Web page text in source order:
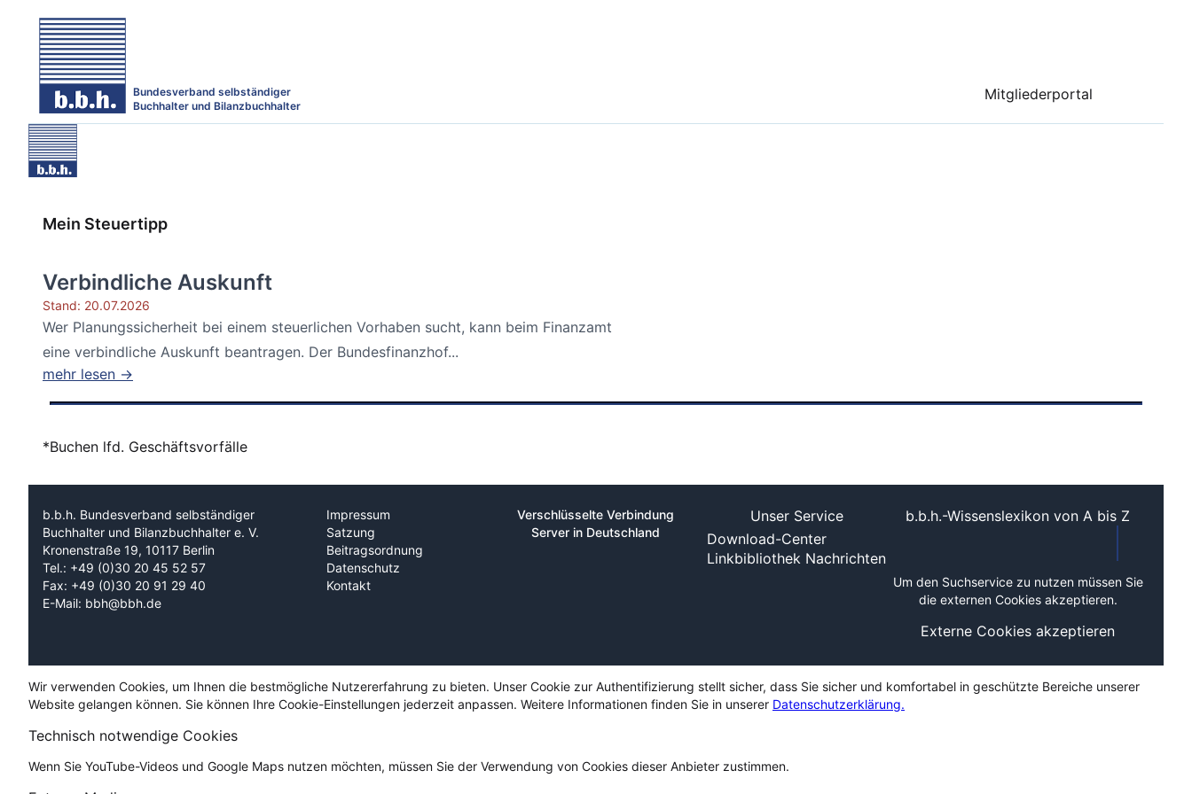
Bundesverband selbständiger
Buchhalter und Bilanzbuchhalter
Mitgliederportal
Mein Steuertipp
Verbindliche Auskunft
Stand: 20.07.2026
Wer Planungssicherheit bei einem steuerlichen Vorhaben sucht, kann beim Finanzamt
eine verbindliche Auskunft beantragen. Der Bundesfinanzhof...
mehr lesen →
*Buchen lfd. Geschäftsvorfälle
b.b.h. Bundesverband selbständiger
Buchhalter und Bilanzbuchhalter e. V.
Kronenstraße 19, 10117 Berlin
Tel.: +49 (0)30 20 45 52 57
Fax: +49 (0)30 20 91 29 40
E-Mail: bbh@bbh.de
Impressum
Satzung
Beitragsordnung
Datenschutz
Kontakt
Verschlüsselte Verbindung
Server in Deutschland
Unser Service
Download-Center
Linkbibliothek Nachrichten
b.b.h.-Wissenslexikon von A bis Z
Um den Suchservice zu nutzen müssen Sie
die externen Cookies akzeptieren.
Externe Cookies akzeptieren
Wir verwenden Cookies, um Ihnen die bestmögliche Nutzererfahrung zu bieten. Unser Cookie zur Authentifizierung stellt sicher, dass Sie sicher und komfortabel in geschützte Bereiche unserer
Website gelangen können. Sie können Ihre Cookie-Einstellungen jederzeit anpassen. Weitere Informationen finden Sie in unserer Datenschutzerklärung.
Technisch notwendige Cookies
Wenn Sie YouTube-Videos und Google Maps nutzen möchten, müssen Sie der Verwendung von Cookies dieser Anbieter zustimmen.